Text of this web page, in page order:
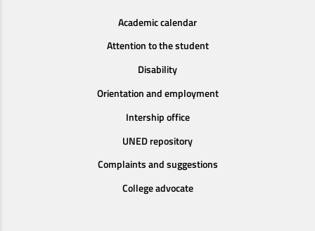
Academic calendar
Attention to the student
Disability
Orientation and employment
Intership office
UNED repository
Complaints and suggestions
College advocate